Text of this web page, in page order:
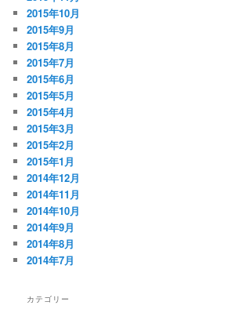
2015年10月
2015年9月
2015年8月
2015年7月
2015年6月
2015年5月
2015年4月
2015年3月
2015年2月
2015年1月
2014年12月
2014年11月
2014年10月
2014年9月
2014年8月
2014年7月
カテゴリー